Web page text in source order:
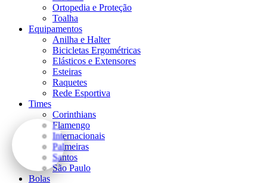
Ortopedia e Proteção
Toalha
Equipamentos
Anilha e Halter
Bicicletas Ergométricas
Elásticos e Extensores
Esteiras
Raquetes
Rede Esportiva
Times
Corinthians
Flamengo
Internacionais
Palmeiras
Santos
São Paulo
Bolas